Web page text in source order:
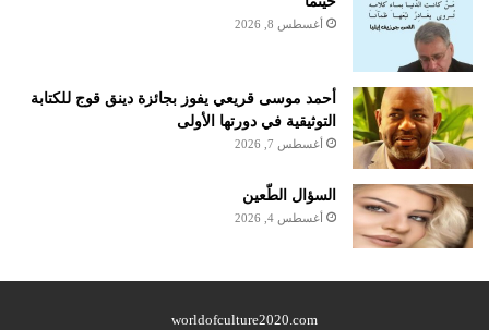
أغسطس 8, 2026
أحمد موسى قريعي يفوز بجائزة دينق قوج للكتابة
التوثيقية في دورتها الأولى
أغسطس 7, 2026
السؤال الطّعين
أغسطس 4, 2026
worldofculture2020.com